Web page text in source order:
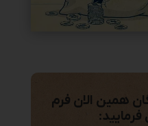
همین الان فرم
فرمایید: